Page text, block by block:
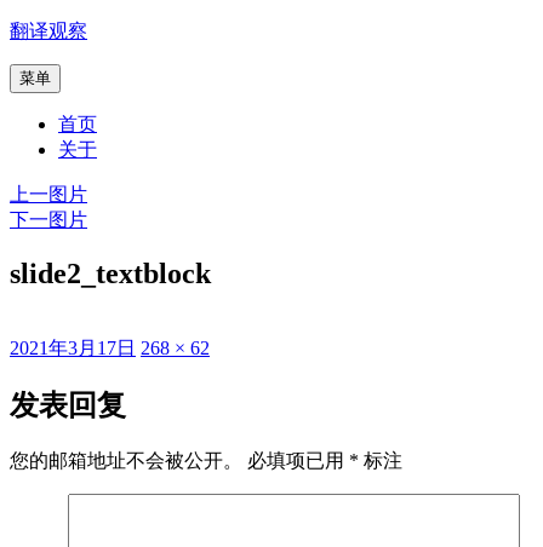
跳
内
翻译观察
菜单
首页
关于
上一图片
下一图片
slide2_textblock
发
于
2021年3月17日 原
268 × 62
发表回复
您的邮箱地址不会被公开。 必填项已用 * 标注